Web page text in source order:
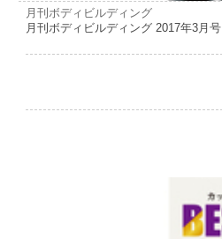
月刊ボディビルディング
月刊ボディビルディング 2017年3月号